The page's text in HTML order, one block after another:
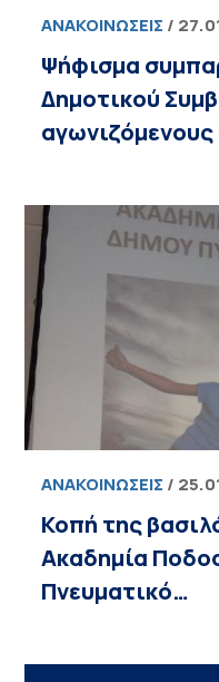
ΑΝΑΚΟΙΝΏΣΕΙΣ /
Ψήφισμα
Δημοτικού
ΑΝΑΚΟΙΝΏΣΕΙΣ /
Κοπή της
Ακαδημία
Πνευματικό…